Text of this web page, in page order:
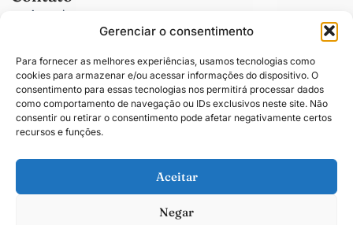
Gerenciar o consentimento
Para fornecer as melhores experiências, usamos tecnologias como
cookies para armazenar e/ou acessar informações do dispositivo. O
consentimento para essas tecnologias nos permitirá processar dados
como comportamento de navegação ou IDs exclusivos neste site. Não
consentir ou retirar o consentimento pode afetar negativamente certos
recursos e funções.
Aceitar
Negar
Anunciar
Política de Privacidade
Todos os direitos estão reservados. O conteúdo publicado em blogs, colunas